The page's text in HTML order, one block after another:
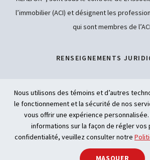
RENSEIGNEMENTS
ACCESSIBILITÉ
INTELLIGENCE
l’immobilier (ACI) et désignent les
qui sont membres de
Nous utilisons des témoins et d’autres
le fonctionnement et la sécurité de nos
vous offrir une expérience
informations sur la façon de régler vos
confidentialité, veuillez consulter notre
MASQUER